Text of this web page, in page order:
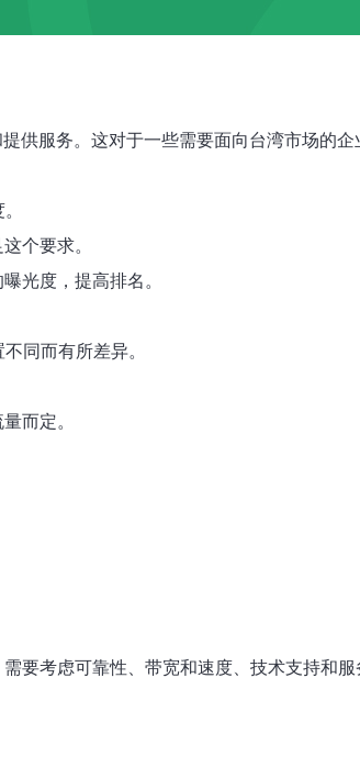
供服务。这对于一些需要面向台湾市场的企
个要求。
光度，提高排名。
同而有所差异。
而定。
要考虑可靠性、带宽和速度、技术支持和